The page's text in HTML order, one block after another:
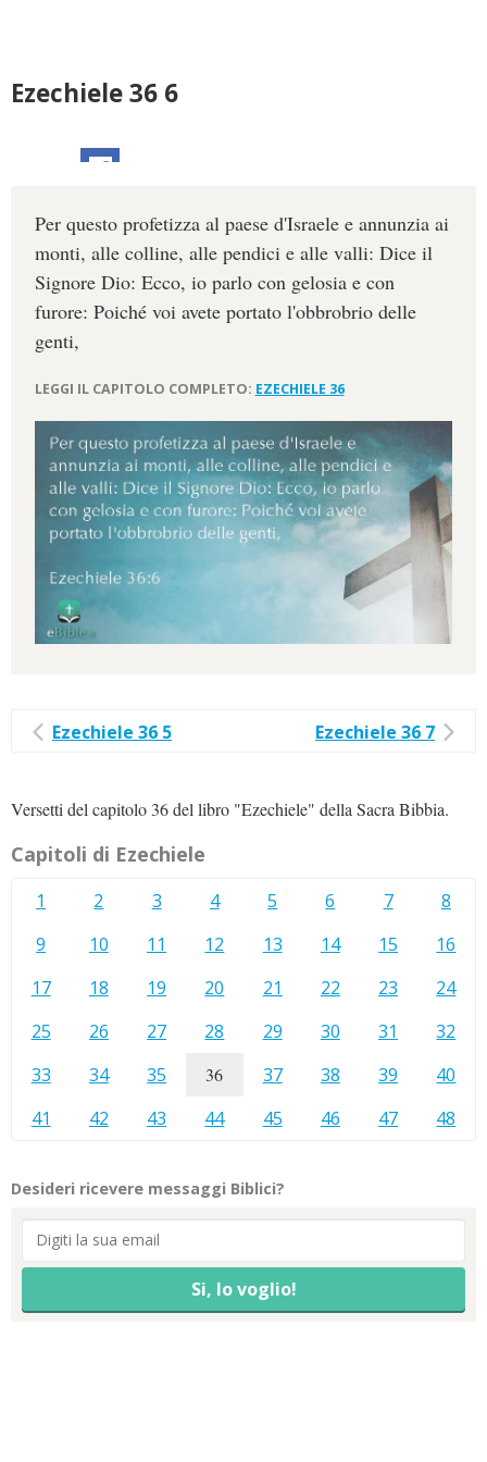
Ezechiele 36 6
Per questo profetizza al paese d'Israele e annunzia ai
monti, alle colline, alle pendici e alle valli: Dice il
Signore Dio: Ecco, io parlo con gelosia e con
furore: Poiché voi avete portato l'obbrobrio delle
genti,
LEGGI IL CAPITOLO COMPLETO: EZECHIELE 36
Ezechiele 36 5 Ezechiele 36 7
Versetti del capitolo 36 del libro "Ezechiele" della Sacra Bibbia.
Capitoli di Ezechiele
1 2 3 4 5 6 7
8
9
10 11 12 13 14 15
16
17
18 19 20 21 22 23
24
25
26 27 28 29 30 31
32
33
34 35 36 37 38 39
40
41
42 43 44 45 46 47 48
Desideri ricevere messaggi Biblici?